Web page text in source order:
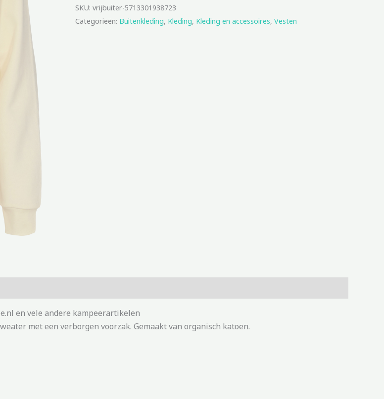
SKU: vrijbuiter-5713301938723
Categorieën: Buitenkleding, Kleding, Kleding en accessoires, Vesten
en vele andere kampeerartikelen
met een verborgen voorzak. Gemaakt van organisch katoen.